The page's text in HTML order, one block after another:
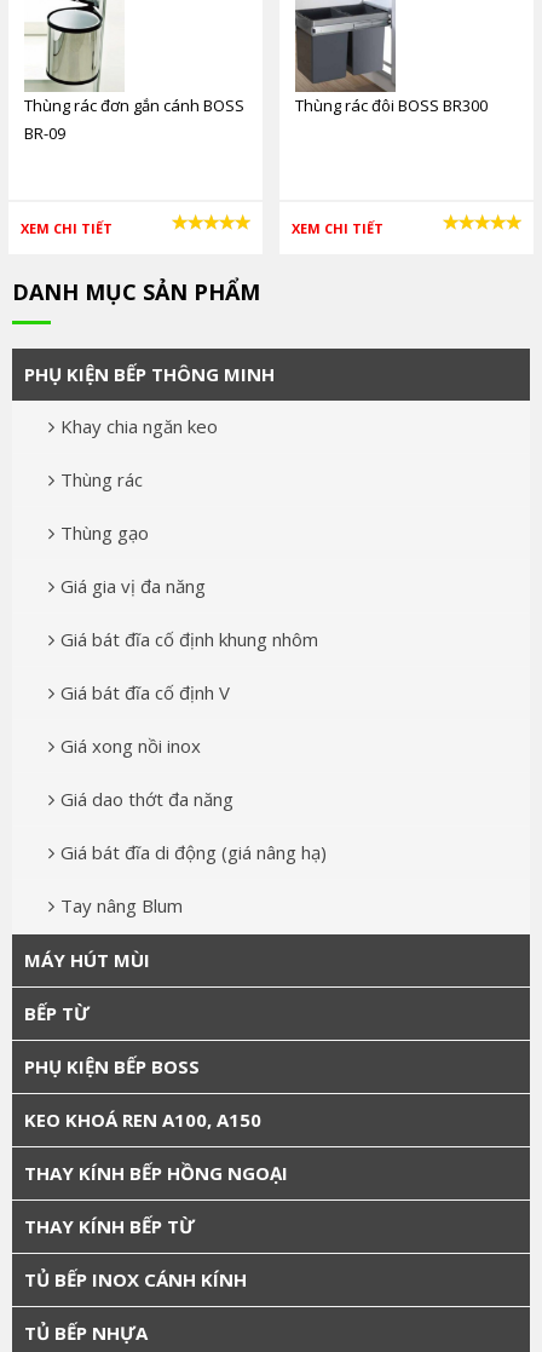
Thùng rác đơn gắn cánh BOSS
BR-09
XEM CHI TIẾT
Thùng rác đôi BOSS BR300
XEM CHI TIẾT
DANH MỤC SẢN PHẨM
PHỤ KIỆN BẾP THÔNG MINH
Khay chia ngăn keo
Thùng rác
Thùng gạo
Giá gia vị đa năng
Giá bát đĩa cố định khung nhôm
Giá bát đĩa cố định V
Giá xong nồi inox
Giá dao thớt đa năng
Giá bát đĩa di động (giá nâng hạ)
Tay nâng Blum
MÁY HÚT MÙI
BẾP TỪ
PHỤ KIỆN BẾP BOSS
KEO KHOÁ REN A100, A150
THAY KÍNH BẾP HỒNG NGOẠI
THAY KÍNH BẾP TỪ
TỦ BẾP INOX CÁNH KÍNH
TỦ BẾP NHỰA